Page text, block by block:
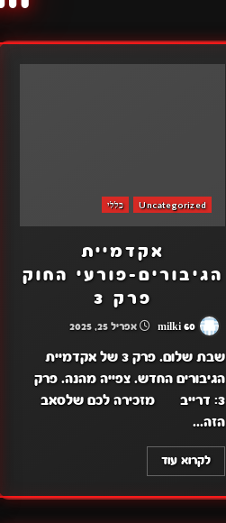
Uncategorized כללי
אקדמיית
הגיבורים-פורעי החוק
פרק 3
milki 60 אפריל 25, 2025
שבת שלום. פרק 3 של אקדמיית
הגיבורים החדש. צפייה מהנה. פרק
3: דרייב מזכירה לכם שלסאב
הזה...
לקרוא עוד